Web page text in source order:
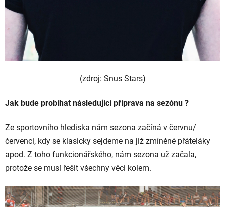
(zdroj: Snus Stars)
Jak bude probíhat následující příprava na sezónu ?
Ze sportovního hlediska nám sezona začíná v červnu/
červenci, kdy se klasicky sejdeme na již zmíněné přáteláky
apod. Z toho funkcionářského, nám sezona už začala,
protože se musí řešit všechny věci kolem.